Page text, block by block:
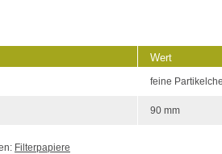
Wert
feine
90 mm
Filterpapiere